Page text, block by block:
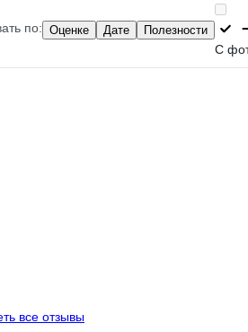
по: Оценке Дате Полезности
С
все отзывы